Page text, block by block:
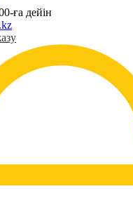
ға дейін